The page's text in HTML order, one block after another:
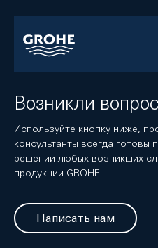
Возникли
Используйте кнопку ниже,
консультанты всегда
решении любых возникших
продукции GROHE
Написать нам